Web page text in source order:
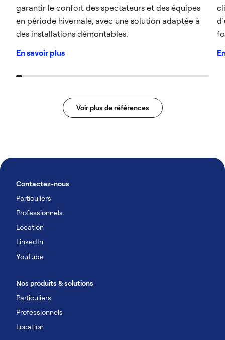
garantir le confort des spectateurs et des équipes
en période hivernale, avec une solution adaptée à
des installations démontables.
En savoir plus
Voir plus de références
Contactez-nous
Particuliers
Professionnels
Location
LinkedIn
YouTube
Nos produits & solutions
Particuliers
Professionnels
Location